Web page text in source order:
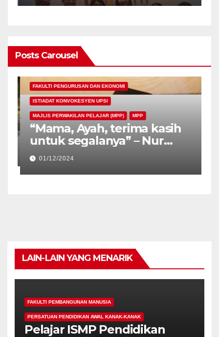
PERFORMING ARTS, UPSI
Posts Carousel
FAKULTI PENGURUSAN DAN EKONOMI
ISTIADAT KONVOKESYEN UPSI
MAJLIS PERWAKILAN PELAJAR (MPP) MPP
“Mama, Ayah, terima kasih
untuk segalanya” – Nur
Atiqa Balqis
01/12/2024
LAIN-LAIN YANG MENARIK
FAKULTI PEMBANGUNAN MANUSIA
PERSATUAN PENDIDIKAN AWAL KANAK-KANAK
Pelajar ISMP Pendidikan